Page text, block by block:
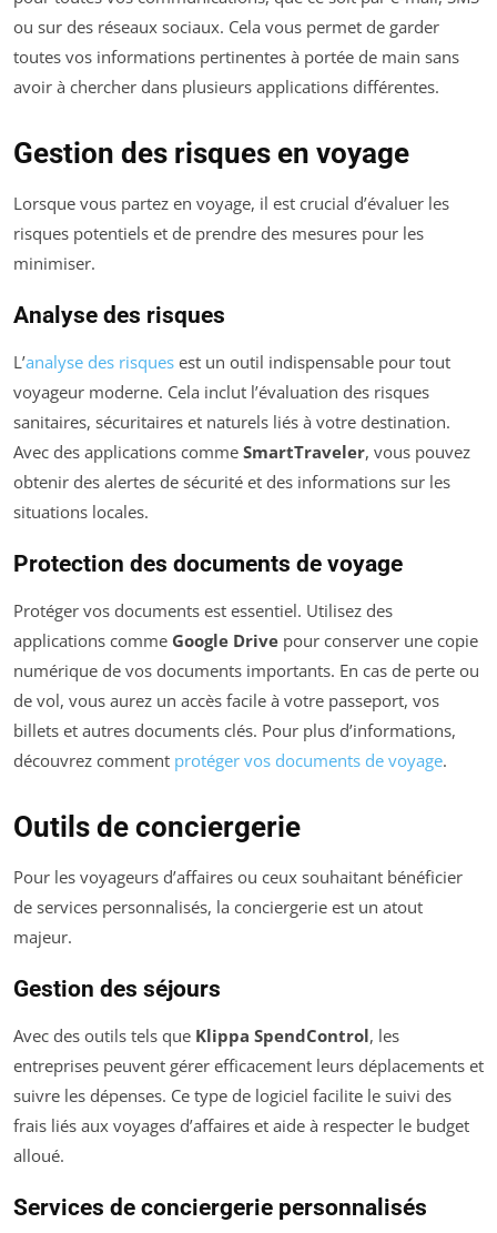
ou sur des réseaux sociaux. Cela vous permet de garder
toutes vos informations pertinentes à portée de main sans
avoir à chercher dans plusieurs applications différentes.
Gestion des risques en voyage
Lorsque vous partez en voyage, il est crucial d’évaluer les
risques potentiels et de prendre des mesures pour les
minimiser.
Analyse des risques
L’analyse des risques est un outil indispensable pour tout
voyageur moderne. Cela inclut l’évaluation des risques
sanitaires, sécuritaires et naturels liés à votre destination.
Avec des applications comme SmartTraveler, vous pouvez
obtenir des alertes de sécurité et des informations sur les
situations locales.
Protection des documents de voyage
Protéger vos documents est essentiel. Utilisez des
applications comme Google Drive pour conserver une copie
numérique de vos documents importants. En cas de perte ou
de vol, vous aurez un accès facile à votre passeport, vos
billets et autres documents clés. Pour plus d’informations,
découvrez comment protéger vos documents de voyage.
Outils de conciergerie
Pour les voyageurs d’affaires ou ceux souhaitant bénéficier
de services personnalisés, la conciergerie est un atout
majeur.
Gestion des séjours
Avec des outils tels que Klippa SpendControl, les
entreprises peuvent gérer efficacement leurs déplacements et
suivre les dépenses. Ce type de logiciel facilite le suivi des
frais liés aux voyages d’affaires et aide à respecter le budget
alloué.
Services de conciergerie personnalisés